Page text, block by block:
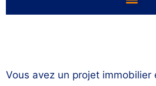
Vous avez un projet immobilier